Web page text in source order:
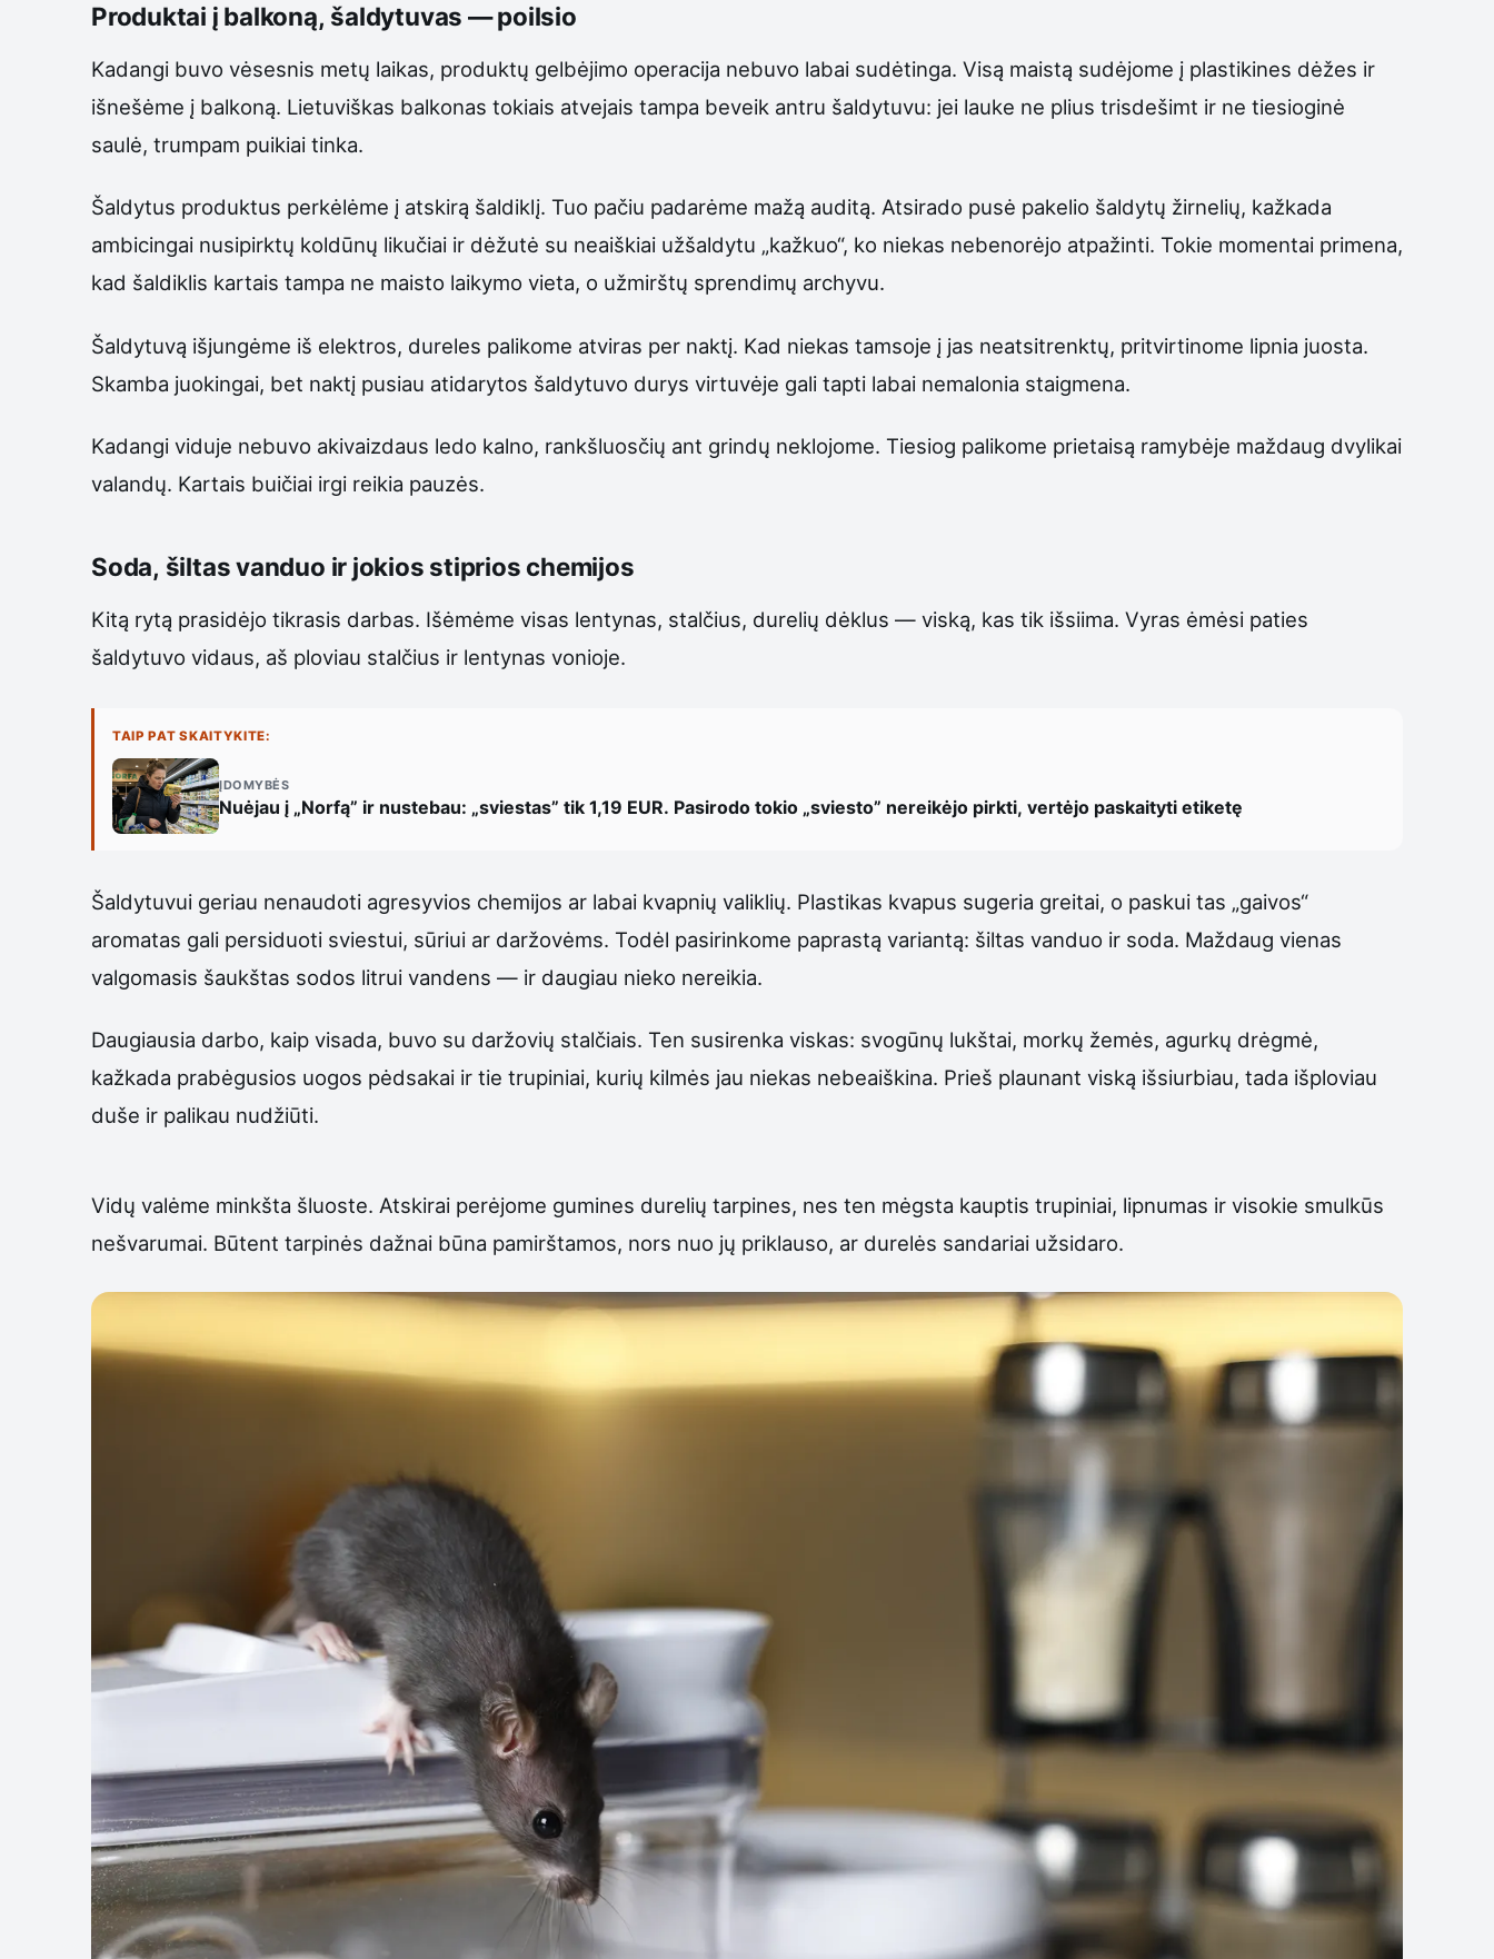
Produktai į balkoną, šaldytuvas — poilsio
Kadangi buvo vėsesnis metų laikas, produktų gelbėjimo operacija nebuvo labai sudėtinga. Visą maistą sudėjome į plastikines dėžes ir
išnešėme į balkoną. Lietuviškas balkonas tokiais atvejais tampa beveik antru šaldytuvu: jei lauke ne plius trisdešimt ir ne tiesioginė
saulė, trumpam puikiai tinka.
Šaldytus produktus perkėlėme į atskirą šaldiklį. Tuo pačiu padarėme mažą auditą. Atsirado pusė pakelio šaldytų žirnelių, kažkada
ambicingai nusipirktų koldūnų likučiai ir dėžutė su neaiškiai užšaldytu „kažkuo“, ko niekas nebenorėjo atpažinti. Tokie momentai primena,
kad šaldiklis kartais tampa ne maisto laikymo vieta, o užmirštų sprendimų archyvu.
Šaldytuvą išjungėme iš elektros, dureles palikome atviras per naktį. Kad niekas tamsoje į jas neatsitrenktų, pritvirtinome lipnia juosta.
Skamba juokingai, bet naktį pusiau atidarytos šaldytuvo durys virtuvėje gali tapti labai nemalonia staigmena.
Kadangi viduje nebuvo akivaizdaus ledo kalno, rankšluosčių ant grindų neklojome. Tiesiog palikome prietaisą ramybėje maždaug dvylikai
valandų. Kartais buičiai irgi reikia pauzės.
Soda, šiltas vanduo ir jokios stiprios chemijos
Kitą rytą prasidėjo tikrasis darbas. Išėmėme visas lentynas, stalčius, durelių dėklus — viską, kas tik išsiima. Vyras ėmėsi paties
šaldytuvo vidaus, aš ploviau stalčius ir lentynas vonioje.
TAIP PAT SKAITYKITE:
ĮDOMYBĖS
Nuėjau į „Norfą” ir nustebau: „sviestas” tik 1,19 EUR. Pasirodo tokio „sviesto” nereikėjo pirkti, vertėjo paskaityti etiketę
Šaldytuvui geriau nenaudoti agresyvios chemijos ar labai kvapnių valiklių. Plastikas kvapus sugeria greitai, o paskui tas „gaivos“
aromatas gali persiduoti sviestui, sūriui ar daržovėms. Todėl pasirinkome paprastą variantą: šiltas vanduo ir soda. Maždaug vienas
valgomasis šaukštas sodos litrui vandens — ir daugiau nieko nereikia.
Daugiausia darbo, kaip visada, buvo su daržovių stalčiais. Ten susirenka viskas: svogūnų lukštai, morkų žemės, agurkų drėgmė,
kažkada prabėgusios uogos pėdsakai ir tie trupiniai, kurių kilmės jau niekas nebeaiškina. Prieš plaunant viską išsiurbiau, tada išploviau
duše ir palikau nudžiūti.
Vidų valėme minkšta šluoste. Atskirai perėjome gumines durelių tarpines, nes ten mėgsta kauptis trupiniai, lipnumas ir visokie smulkūs
nešvarumai. Būtent tarpinės dažnai būna pamirštamos, nors nuo jų priklauso, ar durelės sandariai užsidaro.